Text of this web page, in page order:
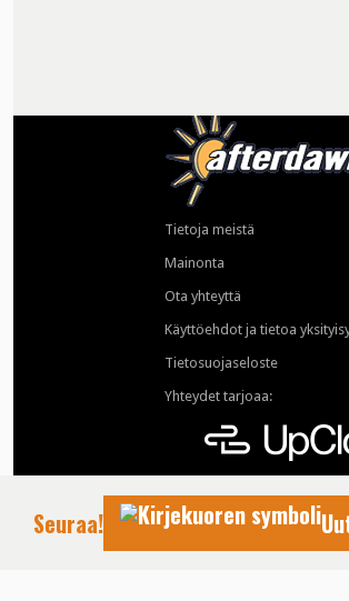
Tietoja meistä
Mainonta
Ota yhteyttä
Käyttöehdot ja tietoa
Tietosuojaseloste
Yhteydet tarjoaa:
Seuraa!